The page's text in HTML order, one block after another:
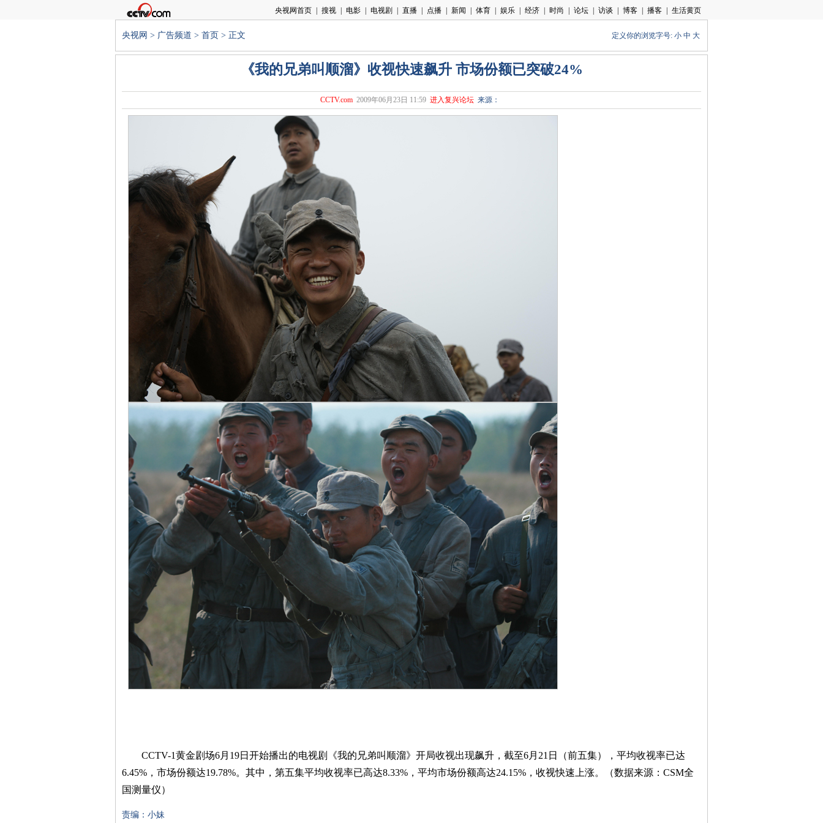
央视网 > 广告频道 > 首页 > 正文 定义你的浏览字号:小 中 大
《我的兄弟叫顺溜》收视快速飙升 市场份额已突破24%
CCTV.com 2009年06月23日 11:59 进入复兴论坛来源：
CCTV-1黄金剧场6月 19日开始播出的电视剧《我的兄弟叫顺溜》开局收视出现飙升，截至6月 21 日
（前五集），平均收视率已达
6.45% ，市场份额达19.78%。其中，第五集平均收视率已高达8.33% ，平均市场份额高达24.15% ，收视快速上涨。（数据来源：CSM全
国测量仪）
责编：小妹